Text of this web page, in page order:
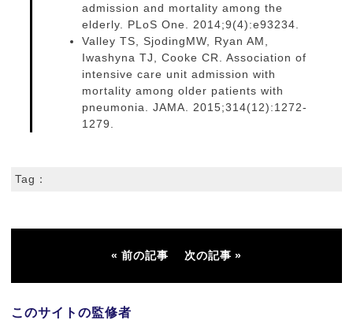
admission and mortality among the
elderly. PLoS One. 2014;9(4):e93234.
Valley TS, SjodingMW, Ryan AM,
Iwashyna TJ, Cooke CR. Association of
intensive care unit admission with
mortality among older patients with
pneumonia. JAMA. 2015;314(12):1272-
1279.
Tag：
前の記事 次の記事
このサイトの監修者